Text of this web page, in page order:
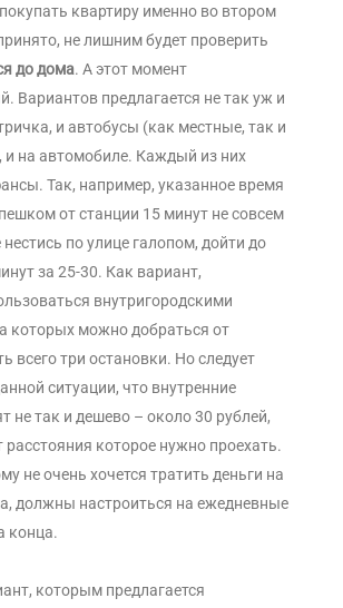
квартиру именно во втором
не лишним будет проверить
до дома. А этот момент
Вариантов предлагается не так уж и
и автобусы (как местные, так и
и на автомобиле. Каждый из них
Так, например, указанное время
от станции 15 минут не совсем
нестись по улице галопом, дойти до
за 25-30. Как вариант,
внутригородскими
которых можно добраться от
всего три остановки. Но следует
ситуации, что внутренние
не так и дешево – около 30 рублей,
расстояния которое нужно проехать.
не очень хочется тратить деньги на
должны настроиться на ежедневные
конца.
которым предлагается